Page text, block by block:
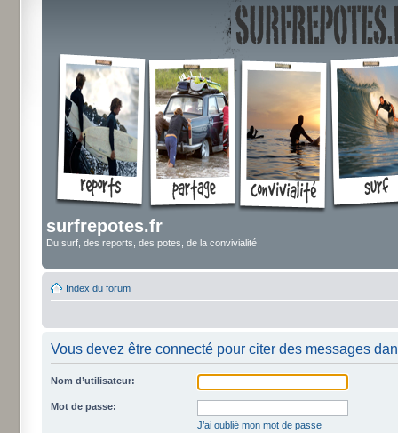
surfrepotes.fr
Du surf, des reports, des potes, de la convivialité
Index du forum
Vous devez être connecté pour citer des messages
Nom d’utilisateur:
Mot de passe:
J’ai oublié mon mot de passe